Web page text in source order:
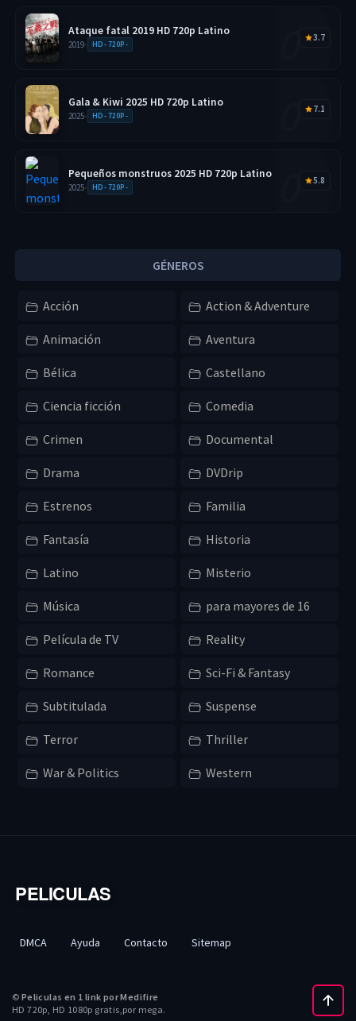
Ataque fatal 2019 HD 720p Latino
2019• HD - 720P -
3.7
Gala & Kiwi 2025 HD 720p Latino
2025• HD - 720P -
7.1
Pequeños monstruos 2025 HD 720p Latino
2025• HD - 720P -
5.8
GÉNEROS
Acción Action & Adventure
Animación Aventura
Bélica Castellano
Ciencia ficción Comedia
Crimen Documental
Drama DVDrip
Estrenos Familia
Fantasía Historia
Latino Misterio
Música para mayores de 16
Película de TV Reality
Romance Sci-Fi & Fantasy
Subtitulada Suspense
Terror Thriller
War & Politics Western
PELICULAS
© Peliculas en 1 link por Medifire
HD 720p, HD 1080p gratis,por mega.
DMCA Ayuda Contacto Sitemap